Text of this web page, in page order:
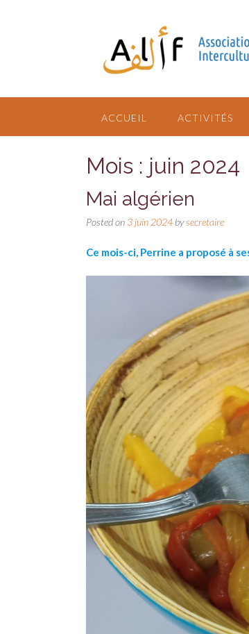
ACCUEIL ACTIVITÉS
Mois : juin 2024
Mai algérien
Posted on 3 juin 2024 bysecretaire
Ce mois-ci, Perrine a proposé à